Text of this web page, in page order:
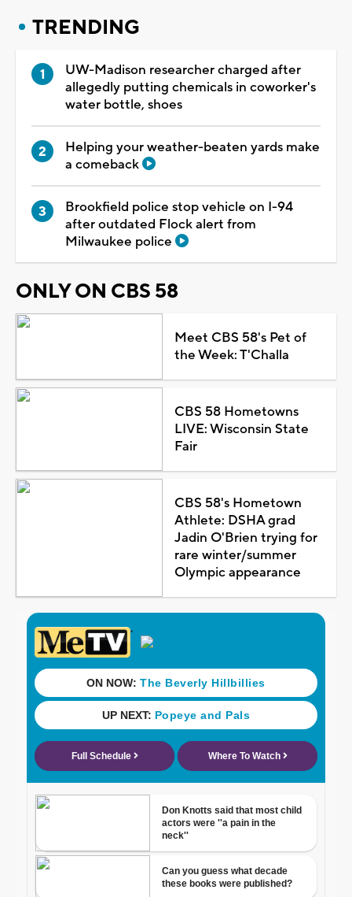
TRENDING
UW-Madison researcher charged after
allegedly putting chemicals in coworker's
water bottle, shoes
Helping your weather-beaten yards make
a comeback
Brookfield police stop vehicle on I-94
after outdated Flock alert from
Milwaukee police
ONLY ON CBS 58
Meet CBS 58's Pet of
the Week: T'Challa
CBS 58 Hometowns
LIVE: Wisconsin State
Fair
CBS 58's Hometown
Athlete: DSHA grad
Jadin O'Brien trying for
rare winter/summer
Olympic appearance